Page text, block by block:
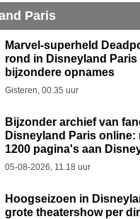
Paris
Marvel-superheld
rond in Disneyland
bijzondere opnames
Gisteren, 00.35 uur
Bijzonder archief van
Disneyland Paris online:
1200 pagina's aan
05-08-2026, 11.18 uur
Hoogseizoen in
grote theatershow per